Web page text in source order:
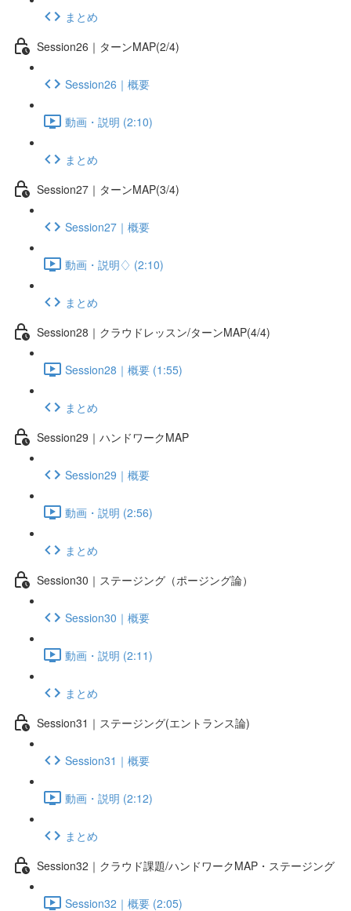
まとめ
Session26｜ターンMAP(2/4)
Session26｜概要
動画・説明 (2:10)
まとめ
Session27｜ターンMAP(3/4)
Session27｜概要
動画・説明♢ (2:10)
まとめ
Session28｜クラウドレッスン/ターンMAP(4/4)
Session28｜概要 (1:55)
まとめ
Session29｜ハンドワークMAP
Session29｜概要
動画・説明 (2:56)
まとめ
Session30｜ステージング（ポージング論）
Session30｜概要
動画・説明 (2:11)
まとめ
Session31｜ステージング(エントランス論)
Session31｜概要
動画・説明 (2:12)
まとめ
Session32｜クラウド課題/ハンドワークMAP・ステージング
Session32｜概要 (2:05)